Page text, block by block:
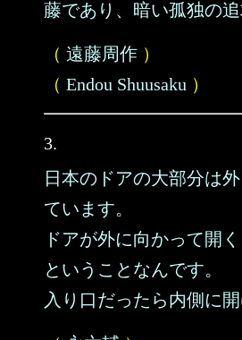
藤であり、暗い孤独の追
（ 遠藤周作 ）
（ Endou Shuusaku ）
3.
日本のドアの大部分は
ています。
ドアが外に向かって開
ということなんです。
入り口だったら内側に開